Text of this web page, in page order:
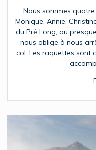
Nous sommes
Monique, Annie,
du Pré Long, ou
nous oblige à nous
col. Les raquettes sont